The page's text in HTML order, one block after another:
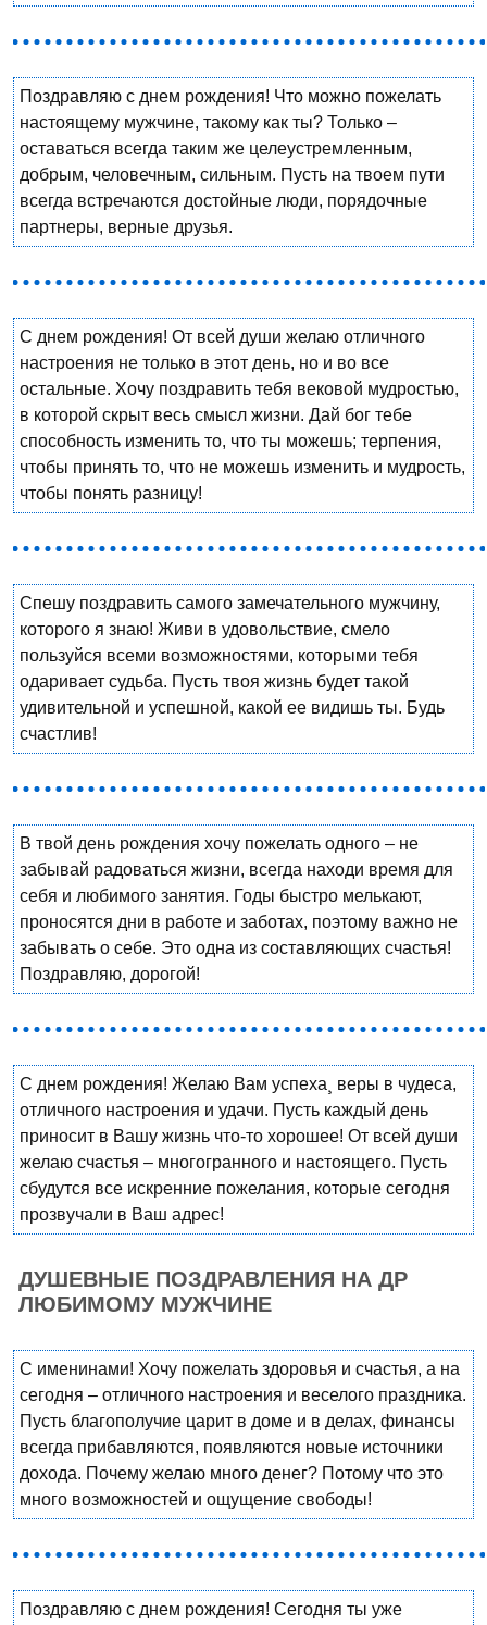
Поздравляю с днем рождения! Что можно пожелать
настоящему мужчине, такому как ты? Только –
оставаться всегда таким же целеустремленным,
добрым, человечным, сильным. Пусть на твоем пути
всегда встречаются достойные люди, порядочные
партнеры, верные друзья.
С днем рождения! От всей души желаю отличного
настроения не только в этот день, но и во все
остальные. Хочу поздравить тебя вековой мудростью,
в которой скрыт весь смысл жизни. Дай бог тебе
способность изменить то, что ты можешь; терпения,
чтобы принять то, что не можешь изменить и мудрость,
чтобы понять разницу!
Спешу поздравить самого замечательного мужчину,
которого я знаю! Живи в удовольствие, смело
пользуйся всеми возможностями, которыми тебя
одаривает судьба. Пусть твоя жизнь будет такой
удивительной и успешной, какой ее видишь ты. Будь
счастлив!
В твой день рождения хочу пожелать одного – не
забывай радоваться жизни, всегда находи время для
себя и любимого занятия. Годы быстро мелькают,
проносятся дни в работе и заботах, поэтому важно не
забывать о себе. Это одна из составляющих счастья!
Поздравляю, дорогой!
С днем рождения! Желаю Вам успеха¸ веры в чудеса,
отличного настроения и удачи. Пусть каждый день
приносит в Вашу жизнь что-то хорошее! От всей души
желаю счастья – многогранного и настоящего. Пусть
сбудутся все искренние пожелания, которые сегодня
прозвучали в Ваш адрес!
ДУШЕВНЫЕ ПОЗДРАВЛЕНИЯ НА ДР
ЛЮБИМОМУ МУЖЧИНЕ
С именинами! Хочу пожелать здоровья и счастья, а на
сегодня – отличного настроения и веселого праздника.
Пусть благополучие царит в доме и в делах, финансы
всегда прибавляются, появляются новые источники
дохода. Почему желаю много денег? Потому что это
много возможностей и ощущение свободы!
Поздравляю с днем рождения! Сегодня ты уже